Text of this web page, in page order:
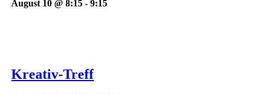
August 10 @ 8:15 -9:15
Kreativ-Treff